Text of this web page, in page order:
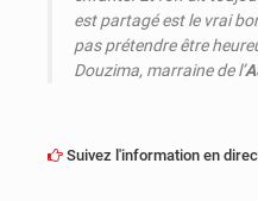
est partagé est le vrai
pas prétendre être
Douzima, marraine de l’
Suivez l'information en